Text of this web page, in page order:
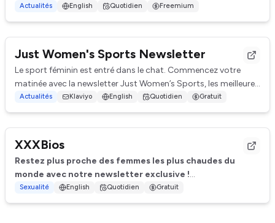
le monde de la politique et de la po...
Actualités English Quotidien Freemium
Just Women's Sports Newsletter
Le sport féminin est entré dans le chat. Commencez votre
matinée avec la newsletter Just Women’s Sports, les meilleures
actualités du sport féminin li...
Actualités Klaviyo English Quotidien Gratuit
XXXBios
Restez plus proche des femmes les plus chaudes du
monde avec notre newsletter exclusive !
Êtes-vous un fan de stars de cinéma pour adultes et sou...
Sexualité English Quotidien Gratuit